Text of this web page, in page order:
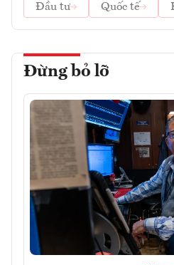
Đầu tư
Quốc tế
Đừng bỏ lỡ